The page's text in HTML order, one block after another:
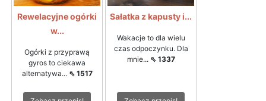
Rewelacyjne ogórki
w...
Ogórki z przyprawą
gyros to ciekawa
alternatywa... ⇖ 1517
Sałatka z kapusty i...
Wakacje to dla wielu
czas odpoczynku. Dla
mnie... ⇖ 1337